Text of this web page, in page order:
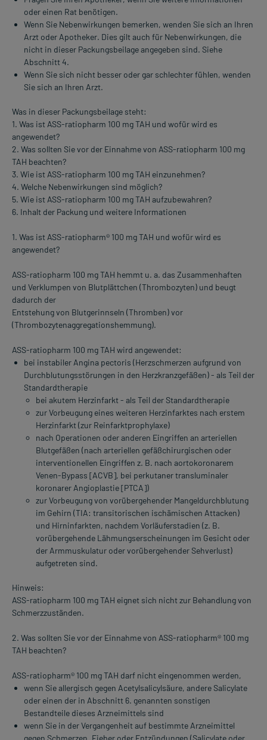
oder einen Rat benötigen.
Wenn Sie Nebenwirkungen bemerken, wenden Sie sich an Ihren
Arzt oder Apotheker. Dies gilt auch für Nebenwirkungen, die
nicht in dieser Packungsbeilage angegeben sind. Siehe
Abschnitt 4.
Wenn Sie sich nicht besser oder gar schlechter fühlen, wenden
Sie sich an Ihren Arzt.
Was in dieser Packungsbeilage steht:
1. Was ist ASS-ratiopharm 100 mg TAH und wofür wird es
angewendet?
2. Was sollten Sie vor der Einnahme von ASS-ratiopharm 100 mg
TAH beachten?
3. Wie ist ASS-ratiopharm 100 mg TAH einzunehmen?
4. Welche Nebenwirkungen sind möglich?
5. Wie ist ASS-ratiopharm 100 mg TAH aufzubewahren?
6. Inhalt der Packung und weitere Informationen
1. Was ist ASS-ratiopharm® 100 mg TAH und wofür wird es
angewendet?
ASS-ratiopharm 100 mg TAH hemmt u. a. das Zusammenhaften
und Verklumpen von Blutplättchen (Thrombozyten) und beugt
dadurch der
Entstehung von Blutgerinnseln (Thromben) vor
(Thrombozytenaggregationshemmung).
ASS-ratiopharm 100 mg TAH wird angewendet:
bei instabiler Angina pectoris (Herzschmerzen aufgrund von
Durchblutungsstörungen in den Herzkranzgefäßen) - als Teil der
Standardtherapie
bei akutem Herzinfarkt - als Teil der Standardtherapie
zur Vorbeugung eines weiteren Herzinfarktes nach erstem
Herzinfarkt (zur Reinfarktprophylaxe)
nach Operationen oder anderen Eingriffen an arteriellen
Blutgefäßen (nach arteriellen gefäßchirurgischen oder
interventionellen Eingriffen z. B. nach aortokoronarem
Venen-Bypass [ACVB], bei perkutaner transluminaler
koronarer Angioplastie [PTCA])
zur Vorbeugung von vorübergehender Mangeldurchblutung
im Gehirn (TIA: transitorischen ischämischen Attacken)
und Hirninfarkten, nachdem Vorläuferstadien (z. B.
vorübergehende Lähmungserscheinungen im Gesicht oder
der Armmuskulatur oder vorübergehender Sehverlust)
aufgetreten sind.
Hinweis:
ASS-ratiopharm 100 mg TAH eignet sich nicht zur Behandlung von
Schmerzzuständen.
2. Was sollten Sie vor der Einnahme von ASS-ratiopharm® 100 mg
TAH beachten?
ASS-ratiopharm® 100 mg TAH darf nicht eingenommen werden,
wenn Sie allergisch gegen Acetylsalicylsäure, andere Salicylate
oder einen der in Abschnitt 6. genannten sonstigen
Bestandteile dieses Arzneimittels sind
wenn Sie in der Vergangenheit auf bestimmte Arzneimittel
gegen Schmerzen, Fieber oder Entzündungen (Salicylate oder